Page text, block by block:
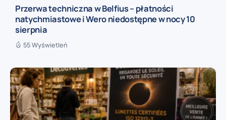
Przerwa techniczna w Belfius – płatności
natychmiastowe i Wero niedostępne w nocy 10
sierpnia
55 Wyświetleń